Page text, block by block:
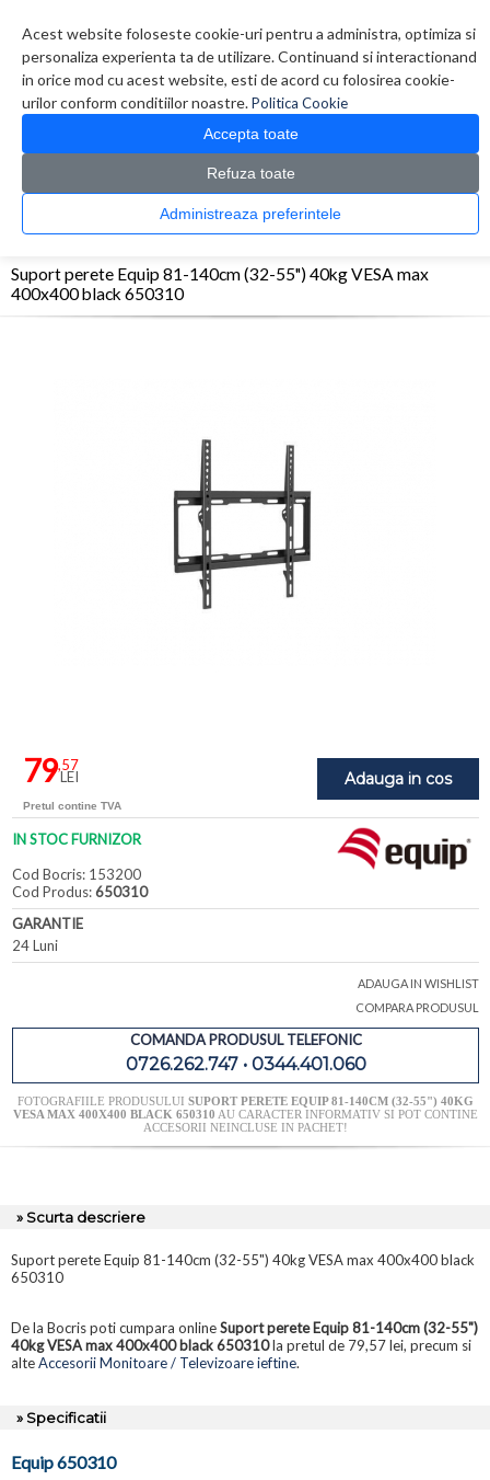
Acest website foloseste cookie-uri pentru a administra, optimiza si
personaliza experienta ta de utilizare. Continuand si interactionand
in orice mod cu acest website, esti de acord cu folosirea cookie-
urilor conform conditiilor noastre.Politica Cookie
Accepta toate
Refuza toate
Administreaza preferintele
0 produs(e)
CATALOG PRODUSE
Monitoare & Televizoare > Accesorii Monitoare / Televizoare
Suport perete Equip 81-140cm (32-55") 40kg VESA max
400x400 black 650310
Adauga in cos
79,57
LEI
Pretul contine TVA
IN STOC FURNIZOR
Cod Bocris: 153200
Cod Produs:650310
GARANTIE
24 Luni
ADAUGA IN WISHLIST
COMPARA PRODUSUL
COMANDA PRODUSUL TELEFONIC
0726.262.747 • 0344.401.060
FOTOGRAFIILE PRODUSULUI SUPORT PERETE EQUIP 81-140CM (32-55") 40KG
VESA MAX 400X400 BLACK 650310 AU CARACTER INFORMATIV SI POT CONTINE
ACCESORII NEINCLUSE IN PACHET!
» Scurta descriere
Suport perete Equip 81-140cm (32-55") 40kg VESA max 400x400 black
650310
De la Bocris poti cumpara onlineSuport perete Equip 81-140cm (32-55")
40kg VESA max 400x400 black 650310la pretul de 79,57 lei, precum si
alteAccesorii Monitoare / Televizoare ieftine.
» Specificatii
Equip 650310